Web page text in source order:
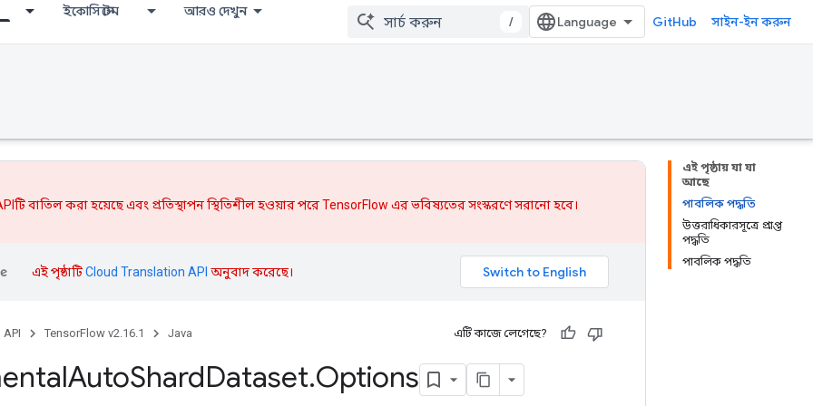
ইকোসিস্টেম আরও দেখুন
/ GitHub সাইন-ইন করুন
এই পৃষ্ঠায় যা যা
আছে
পাবলিক পদ্ধতি
উত্তরাধিকারসূত্রে প্রাপ্ত
পদ্ধতি
পাবলিক পদ্ধতি
বাতিল করা হয়েছে এবং প্রতিস্থাপনস্থিতিশীল হওয়ার পরে TensorFlow এর ভবিষ্যতের সংস্করণে সরানো হবে।
এই পৃষ্ঠাটিCloud Translation API অনুবাদ করেছে।
API TensorFlow v2.16.1 Java এটি কাজে লেগেছে?
AutoShardDataset.Options